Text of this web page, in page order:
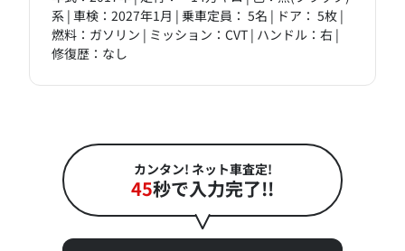
系 | 車検：2027年1月 | 乗車定員： 5名 | ドア： 5枚 |
燃料：ガソリン | ミッション：CVT | ハンドル：右 |
修復歴：なし
カンタン! ネット車査定!
45秒で入力完了!!